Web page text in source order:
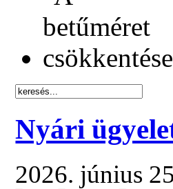
Nyári
2026. június